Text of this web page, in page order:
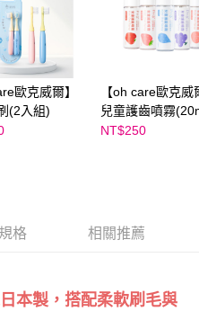
歐克威爾】
(2入組)
【oh care歐克威
兒童護齒噴霧
NT$250
格 相關推薦
本製，搭配柔軟刷毛與